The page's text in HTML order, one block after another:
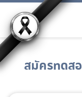
สมัครทดส